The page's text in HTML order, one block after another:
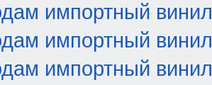
импортный винил
импортный винил
импортный винил